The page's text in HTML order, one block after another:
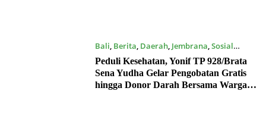
Bali, Berita, Daerah, Jembrana,Sosial
17/07/2026
Peduli Kesehatan, Yonif TP 928/Brata
Sena Yudha Gelar Pengobatan Gratis
hingga Donor Darah Bersama Warga